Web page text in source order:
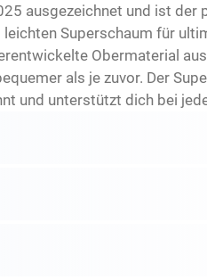
ausgezeichnet und ist der
Superschaum für
Obermaterial
als je zuvor. Der
und unterstützt dich bei